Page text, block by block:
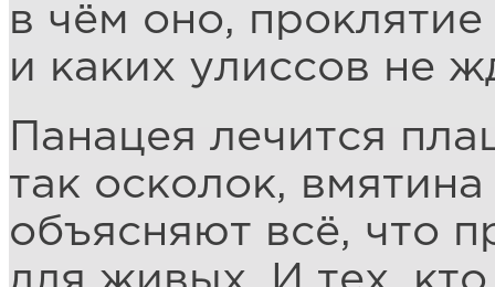
в чём оно,
и каких улиссов не
Панацея лечится
так осколок,
объясняют всё, что